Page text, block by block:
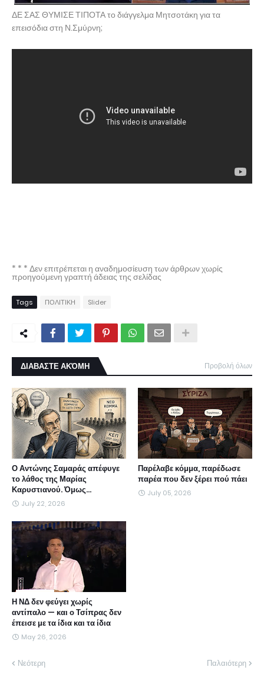
ΔΕ ΣΑΣ ΘΥΜΙΣΕ ΤΙΠΟΤΑ το διάγγελμα Μητσοτάκη για τα
επεισόδια στη Ν.Σμύρνη;
* * * Δεν επιτρέπεται η αναδημοσίευση των άρθρων χωρίς
προηγούμενη γραπτή άδειας της σελίδας
Tags ΠΟΛΙΤΙΚΗ Slider
ΔΙΑΒΑΣΤΕ ΑΚΌΜΗ Προβολή όλων
Ο Αντώνης Σαμαράς απέφυγε
το λάθος της Μαρίας
Καρυστιανού. Όμως...
July 22, 2026
Παρέλαβε κόμμα, παρέδωσε
παρέα που δεν ξέρει πού πάει
July 05, 2026
Η ΝΔ δεν φεύγει χωρίς
αντίπαλο — και ο Τσίπρας δεν
έπεισε με τα ίδια και τα ίδια
May 26, 2026
Νεότερη Παλαιότερη